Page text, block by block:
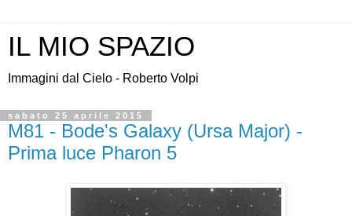
IL MIO SPAZIO
Immagini dal Cielo - Roberto Volpi
sabato 25 aprile 2015
M81 - Bode's Galaxy (Ursa Major) -
Prima luce Pharon 5